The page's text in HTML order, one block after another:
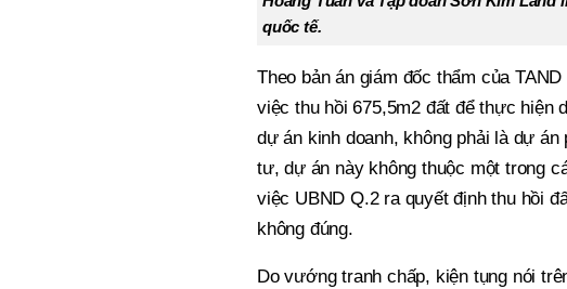
quốc tế.
Theo bản án giám đốc thẩm của
việc thu hồi 675,5m2 đất để thực hiện
dự án kinh doanh, không phải là dự
tư, dự án này không thuộc một trong
việc UBND Q.2 ra quyết định thu hồi
không đúng.
Do vướng tranh chấp, kiện tụng nói